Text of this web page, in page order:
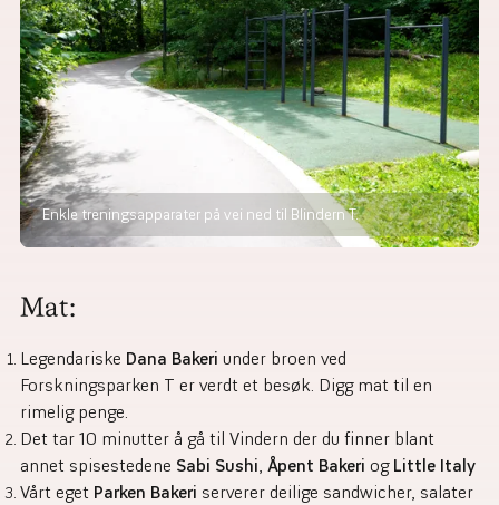
Enkle treningsapparater på vei ned til Blindern T.
Mat:
Legendariske Dana Bakeri under broen ved
Forskningsparken T er verdt et besøk. Digg mat til en
rimelig penge.
Det tar 10 minutter å gå til Vindern der du finner blant
annet spisestedene Sabi Sushi Åpent Bakeri og Little Italy
Vårt eget Parken Bakeri serverer deilige sandwicher, salater